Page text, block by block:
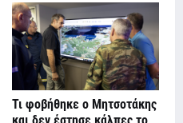
Τι φοβήθηκε ο Μητσοτάκης